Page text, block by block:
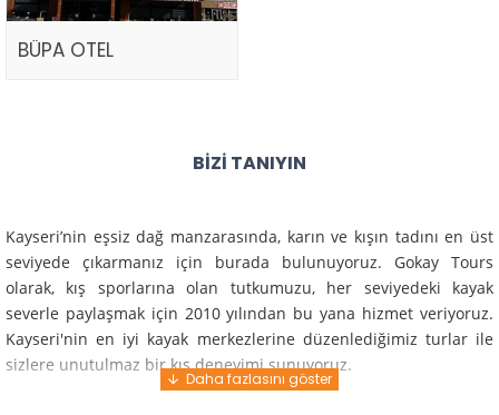
BÜPA OTEL
BIZI TANIYIN
Kayseri’nin eşsiz dağ manzarasında, karın ve kışın tadını en üst
seviyede çıkarmanız için burada bulunuyoruz. Gokay Tours
olarak, kış sporlarına olan tutkumuzu, her seviyedeki kayak
severle paylaşmak için 2010 yılından bu yana hizmet veriyoruz.
Kayseri'nin en iyi kayak merkezlerine düzenlediğimiz turlar ile
sizlere unutulmaz bir kış deneyimi sunuyoruz.